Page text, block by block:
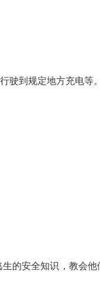
到规定地方充电等。
的安全知识，教会他